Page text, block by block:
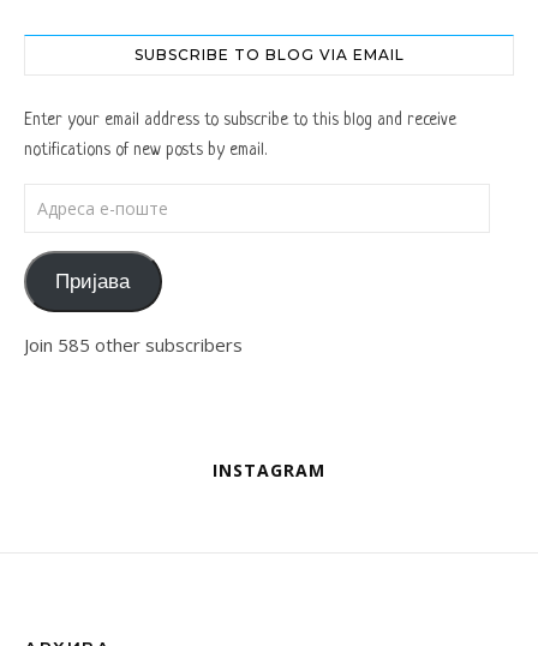
SUBSCRIBE TO BLOG VIA EMAIL
Enter your email address to subscribe to this blog and receive
notifications of new posts by email.
Пријава
Join 585 other subscribers
INSTAGRAM